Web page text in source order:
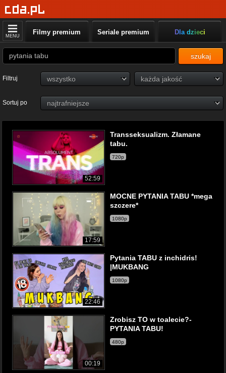
MENU Filmy premium Seriale premium Dla dzieci
szukaj
Filtruj
Sortuj po
52:59
Transseksualizm. Złamane
tabu.
720p
17:59
MOCNE PYTANIA TABU *mega
szczere*
1080p
22:46
Pytania TABU z inchidris!
|MUKBANG
1080p
00:19
Zrobisz TO w toalecie?-
PYTANIA TABU!
480p